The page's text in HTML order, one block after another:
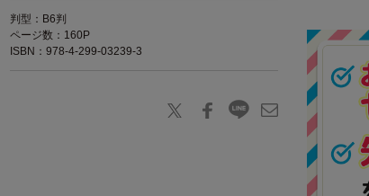
判型：B6判
ページ数：160P
ISBN：978-4-299-03239-3